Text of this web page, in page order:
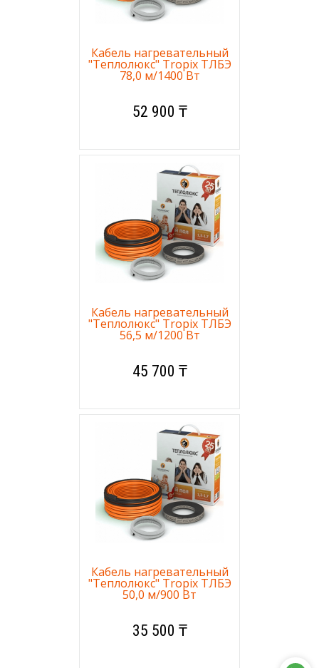
Кабель нагревательный
"Теплолюкс" Tropix ТЛБЭ
78,0 м/1400 Вт
52 900 ₸
Кабель нагревательный
"Теплолюкс" Tropix ТЛБЭ
56,5 м/1200 Вт
45 700 ₸
Кабель нагревательный
"Теплолюкс" Tropix ТЛБЭ
50,0 м/900 Вт
35 500 ₸